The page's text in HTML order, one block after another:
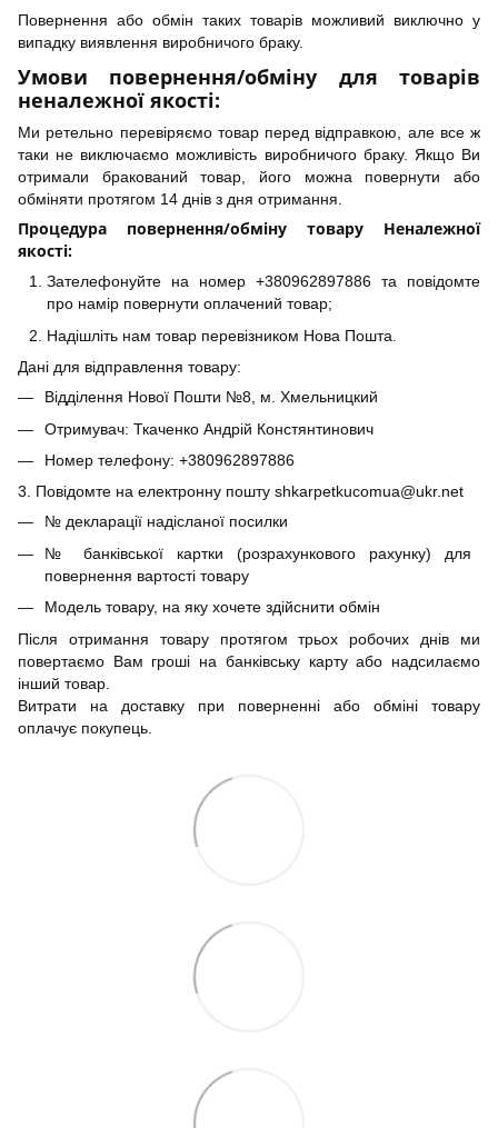
Повернення або обмін таких товарів можливий виключно у
випадку виявлення виробничого браку.
Умови повернення/обміну для товарів
неналежної якості:
Ми ретельно перевіряємо товар перед відправкою, але все ж
таки не виключаємо можливість виробничого браку. Якщо Ви
отримали бракований товар, його можна повернути або
обміняти протягом 14 днів з дня отримання.
Процедура повернення/обміну товару Неналежної
якості:
Зателефонуйте на номер +380962897886 та повідомте
про намір повернути оплачений товар;
Надішліть нам товар перевізником Нова Пошта.
Дані для відправлення товару:
Відділення Нової Пошти №8, м. Хмельницкий
Отримувач: Ткаченко Андрій Констянтинович
Номер телефону: +380962897886
3. Повідомте на електронну пошту shkarpetkucomua@ukr.net
№ декларації надісланої посилки
№ банківської картки (розрахункового рахунку) для
повернення вартості товару
Модель товару, на яку хочете здійснити обмін
Після отримання товару протягом трьох робочих днів ми
повертаємо Вам гроші на банківську карту або надсилаємо
інший товар.
Витрати на доставку при поверненні або обміні товару
оплачує покупець.